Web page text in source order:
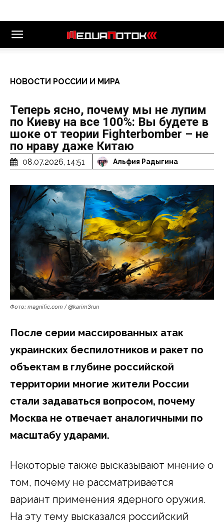
НОВОСТИ РОССИИ И МИРА
Теперь ясно, почему мы не лупим
по Киеву на все 100%: Вы будете в
шоке от теории Fighterbomber – не
по нраву даже Китаю
08.07.2026, 14:51 Альфия Радыгина
Фото: magnific.com / @karim3run
После серии массированных атак
украинских беспилотников и ракет по
объектам в глубине российской
территории многие жители России
стали задаваться вопросом, почему
Москва не отвечает аналогичными по
масштабу ударами.
Некоторые также высказывают мнение о
том, почему не рассматривается
вариант применения ядерного оружия.
На эту тему высказался российский